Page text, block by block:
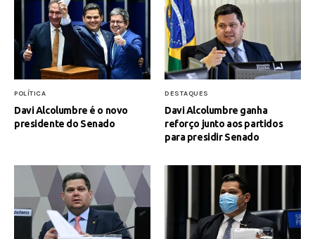
POLÍTICA
Davi Alcolumbre é o novo
presidente do Senado
DESTAQUES
Davi Alcolumbre ganha
reforço junto aos partidos
para presidir Senado